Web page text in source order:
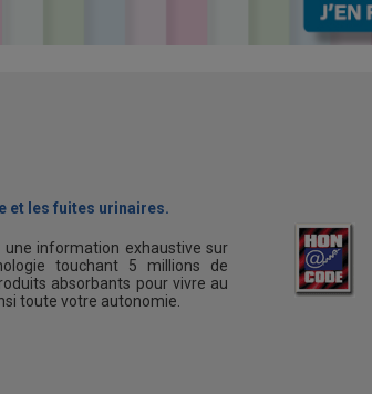
et les fuites urinaires.
information exhaustive sur
touchant 5 millions de
absorbants pour vivre au
toute votre autonomie.